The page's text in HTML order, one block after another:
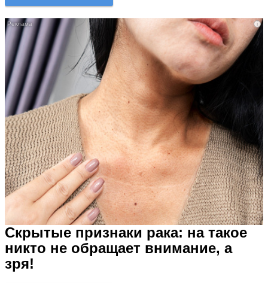
i
Скрытые признаки рака: на такое
никто не обращает внимание, а
зря!